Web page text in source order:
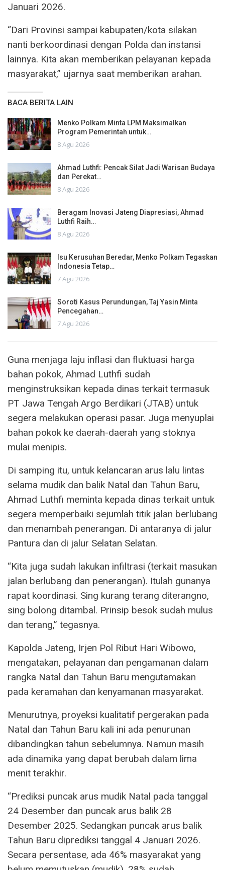
Januari 2026.
“Dari Provinsi sampai kabupaten/kota silakan
nanti berkoordinasi dengan Polda dan instansi
lainnya. Kita akan memberikan pelayanan kepada
masyarakat,” ujarnya saat memberikan arahan.
BACA BERITA LAIN
Menko Polkam Minta LPM Maksimalkan
Program Pemerintah untuk…
8 Agu 2026
Ahmad Luthfi: Pencak Silat Jadi Warisan Budaya
dan Perekat…
8 Agu 2026
Beragam Inovasi Jateng Diapresiasi, Ahmad
Luthfi Raih…
8 Agu 2026
Isu Kerusuhan Beredar, Menko Polkam Tegaskan
Indonesia Tetap…
7 Agu 2026
Soroti Kasus Perundungan, Taj Yasin Minta
Pencegahan…
7 Agu 2026
Guna menjaga laju inflasi dan fluktuasi harga
bahan pokok, Ahmad Luthfi sudah
menginstruksikan kepada dinas terkait termasuk
PT Jawa Tengah Argo Berdikari (JTAB) untuk
segera melakukan operasi pasar. Juga menyuplai
bahan pokok ke daerah-daerah yang stoknya
mulai menipis.
Di samping itu, untuk kelancaran arus lalu lintas
selama mudik dan balik Natal dan Tahun Baru,
Ahmad Luthfi meminta kepada dinas terkait untuk
segera memperbaiki sejumlah titik jalan berlubang
dan menambah penerangan. Di antaranya di jalur
Pantura dan di jalur Selatan Selatan.
“Kita juga sudah lakukan infiltrasi (terkait masukan
jalan berlubang dan penerangan). Itulah gunanya
rapat koordinasi. Sing kurang terang diterangno,
sing bolong ditambal. Prinsip besok sudah mulus
dan terang,” tegasnya.
Kapolda Jateng, Irjen Pol Ribut Hari Wibowo,
mengatakan, pelayanan dan pengamanan dalam
rangka Natal dan Tahun Baru mengutamakan
pada keramahan dan kenyamanan masyarakat.
Menurutnya, proyeksi kualitatif pergerakan pada
Natal dan Tahun Baru kali ini ada penurunan
dibandingkan tahun sebelumnya. Namun masih
ada dinamika yang dapat berubah dalam lima
menit terakhir.
“Prediksi puncak arus mudik Natal pada tanggal
24 Desember dan puncak arus balik 28
Desember 2025. Sedangkan puncak arus balik
Tahun Baru diprediksi tanggal 4 Januari 2026.
Secara persentase, ada 46% masyarakat yang